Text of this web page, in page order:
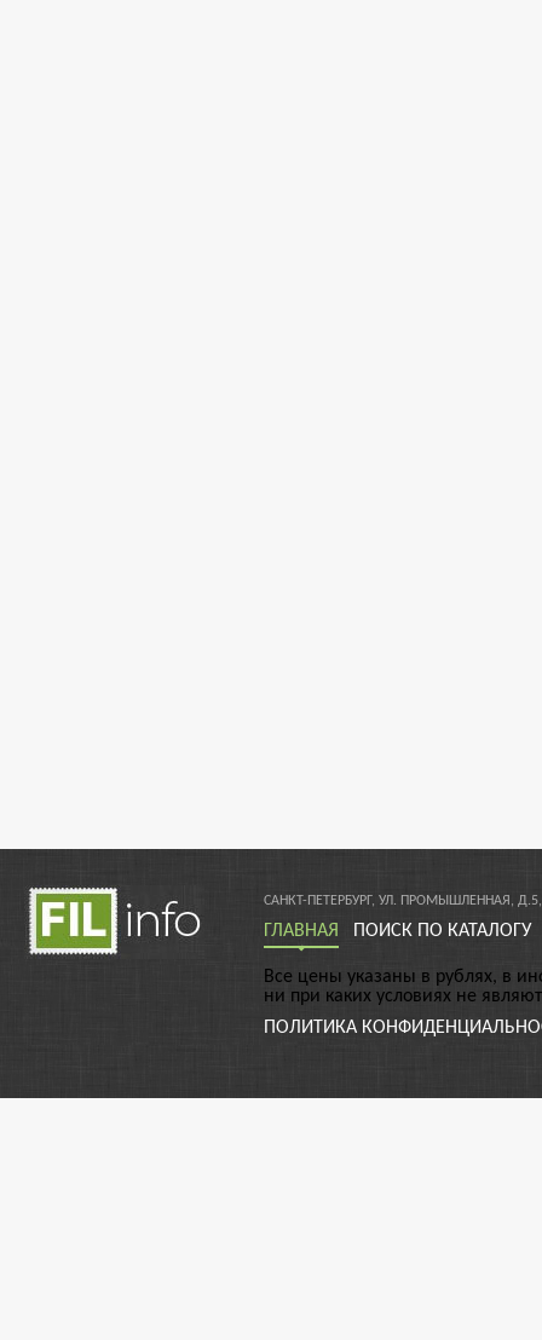
САНКТ-ПЕТЕРБУРГ, УЛ. ПРОМЫШЛЕННАЯ,
ГЛАВНАЯ ПОИСК ПО КАТАЛОГУ
Все цены указаны в рублях, в
ни при каких условиях не
ПОЛИТИКА